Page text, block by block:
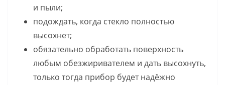
и пыли;
подождать, когда стекло полностью
высохнет;
обязательно обработать поверхность
любым обезжиривателем и дать высохнуть,
только тогда прибор будет надёжно